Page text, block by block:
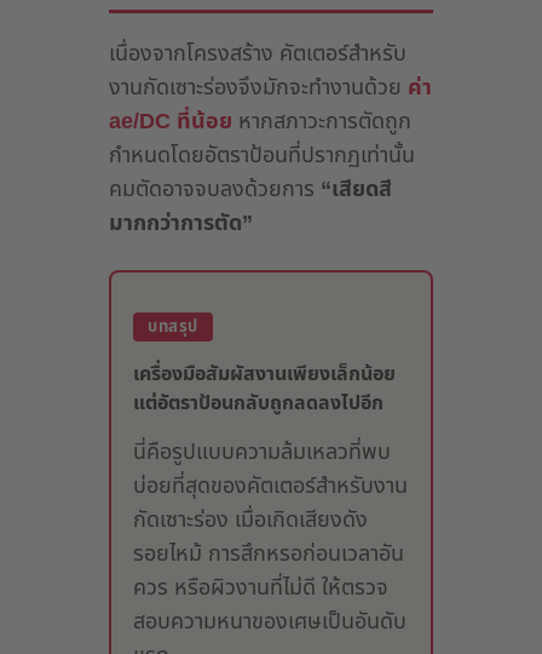
เนื่องจากโครงสร้าง คัตเตอร์สำหรับ
งานกัดเซาะร่องจึงมักจะทำงานด้วย ค่า
ae/DC ที่น้อย หากสภาวะการตัดถูก
กำหนดโดยอัตราป้อนที่ปรากฏเท่านั้น
คมตัดอาจจบลงด้วยการ “เสียดสี
มากกว่าการตัด”
บทสรุป
เครื่องมือสัมผัสงานเพียงเล็กน้อย
แต่อัตราป้อนกลับถูกลดลงไปอีก
นี่คือรูปแบบความล้มเหลวที่พบ
บ่อยที่สุดของคัตเตอร์สำหรับงาน
กัดเซาะร่อง เมื่อเกิดเสียงดัง
รอยไหม้ การสึกหรอก่อนเวลาอัน
ควร หรือผิวงานที่ไม่ดี ให้ตรวจ
สอบความหนาของเศษเป็นอันดับ